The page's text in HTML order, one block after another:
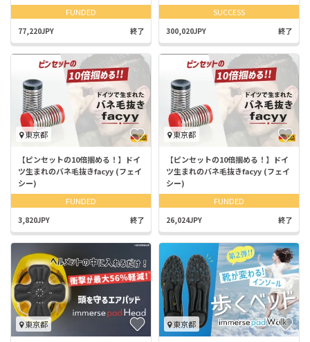
FUNDED
77,220JPY 終了
SUCCESS
300,020JPY 終了
東京都
【ピンセットの10倍掴める！】ドイ
ツ生まれのバネ毛抜きfacyy (フェイ
シー)
FUNDED
3,820JPY 終了
東京都
【ピンセットの10倍掴める！】ドイ
ツ生まれのバネ毛抜きfacyy (フェイ
シー)
FUNDED
26,024JPY 終了
東京都 東京都